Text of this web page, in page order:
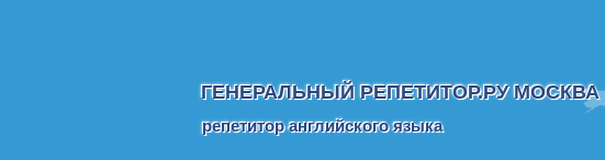
ГЕНЕРАЛЬНЫЙ РЕПЕТИТОР.РУ МОСКВА
репетитор английского языка